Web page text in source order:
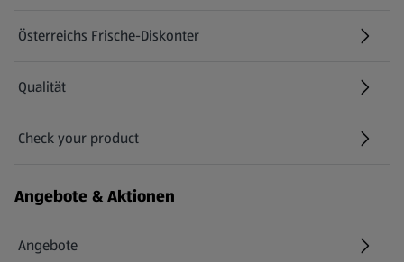
Österreichs Frische-Diskonter
Qualität
Check your product
(öffnet in einem neuen Tab)
Angebote & Aktionen
Angebote